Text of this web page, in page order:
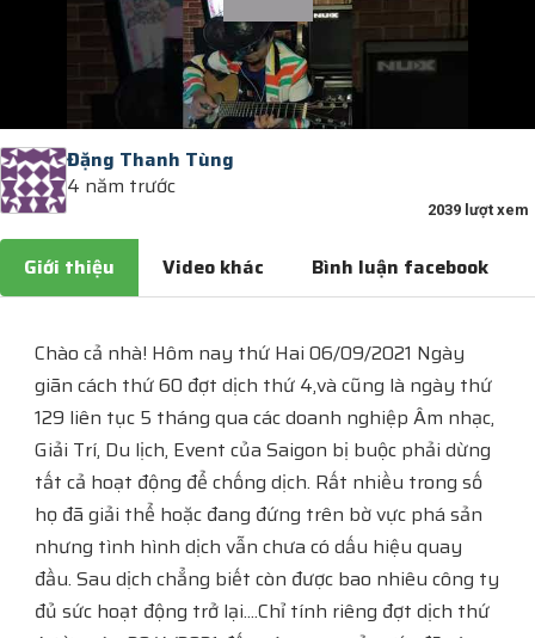
Đặng Thanh Tùng
4 năm trước
2039 lượt xem
Giới thiệu Video khác Bình luận facebook
Chào cả nhà! Hôm nay thứ Hai 06/09/2021 Ngày
giãn cách thứ 60 đợt dịch thứ 4,và cũng là ngày thứ
129 liên tục 5 tháng qua các doanh nghiệp Âm nhạc,
Giải Trí, Du lịch, Event của Saigon bị buộc phải dừng
tất cả hoạt động để chống dịch. Rất nhiều trong số
họ đã giải thể hoặc đang đứng trên bờ vực phá sản
nhưng tình hình dịch vẫn chưa có dấu hiệu quay
đầu. Sau dịch chẳng biết còn được bao nhiêu công ty
đủ sức hoạt động trở lại....Chỉ tính riêng đợt dịch thứ